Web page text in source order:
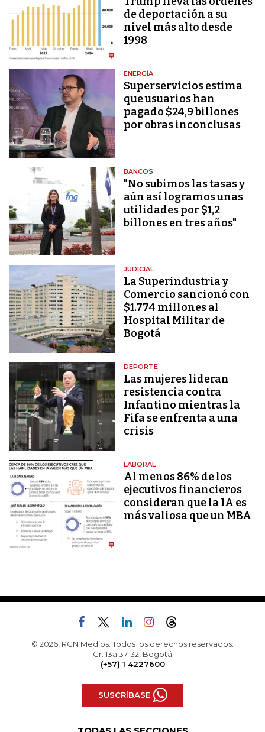
de deportación a su
nivel más alto desde
1998
ENERGÍA
Superservicios estima
que usuarios han
pagado $24,9 billones
por obras inconclusas
BANCOS
"No subimos las tasas y
aún así logramos unas
utilidades por $1,2
billones en tres años"
JUDICIAL
La Superindustria y
Comercio sancionó con
$1.774 millones al
Hospital Militar de
Bogotá
DEPORTE
Las mujeres lideran
resistencia contra
Infantino mientras la
Fifa se enfrenta a una
crisis
LABORAL
Al menos 86% de los
ejecutivos financieros
consideran que la IA es
más valiosa que un MBA
© 2026, RCN Medios. Todos los derechos reservados.
Cr. 13a 37-32, Bogotá
(+57) 1 4227600
SUSCRÍBASE